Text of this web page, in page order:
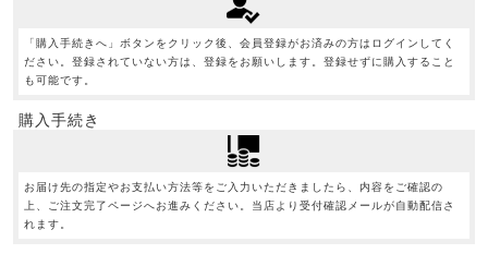
「購入手続きへ」ボタンをクリック後、会員登録がお済みの方はログインしてく
ださい。登録されていない方は、登録をお願いします。登録せずに購入すること
も可能です。
購入手続き
お届け先の指定やお支払い方法等をご入力いただきましたら、内容をご確認の
上、ご注文完了ページへお進みください。当店より受付確認メールが自動配信さ
れます。